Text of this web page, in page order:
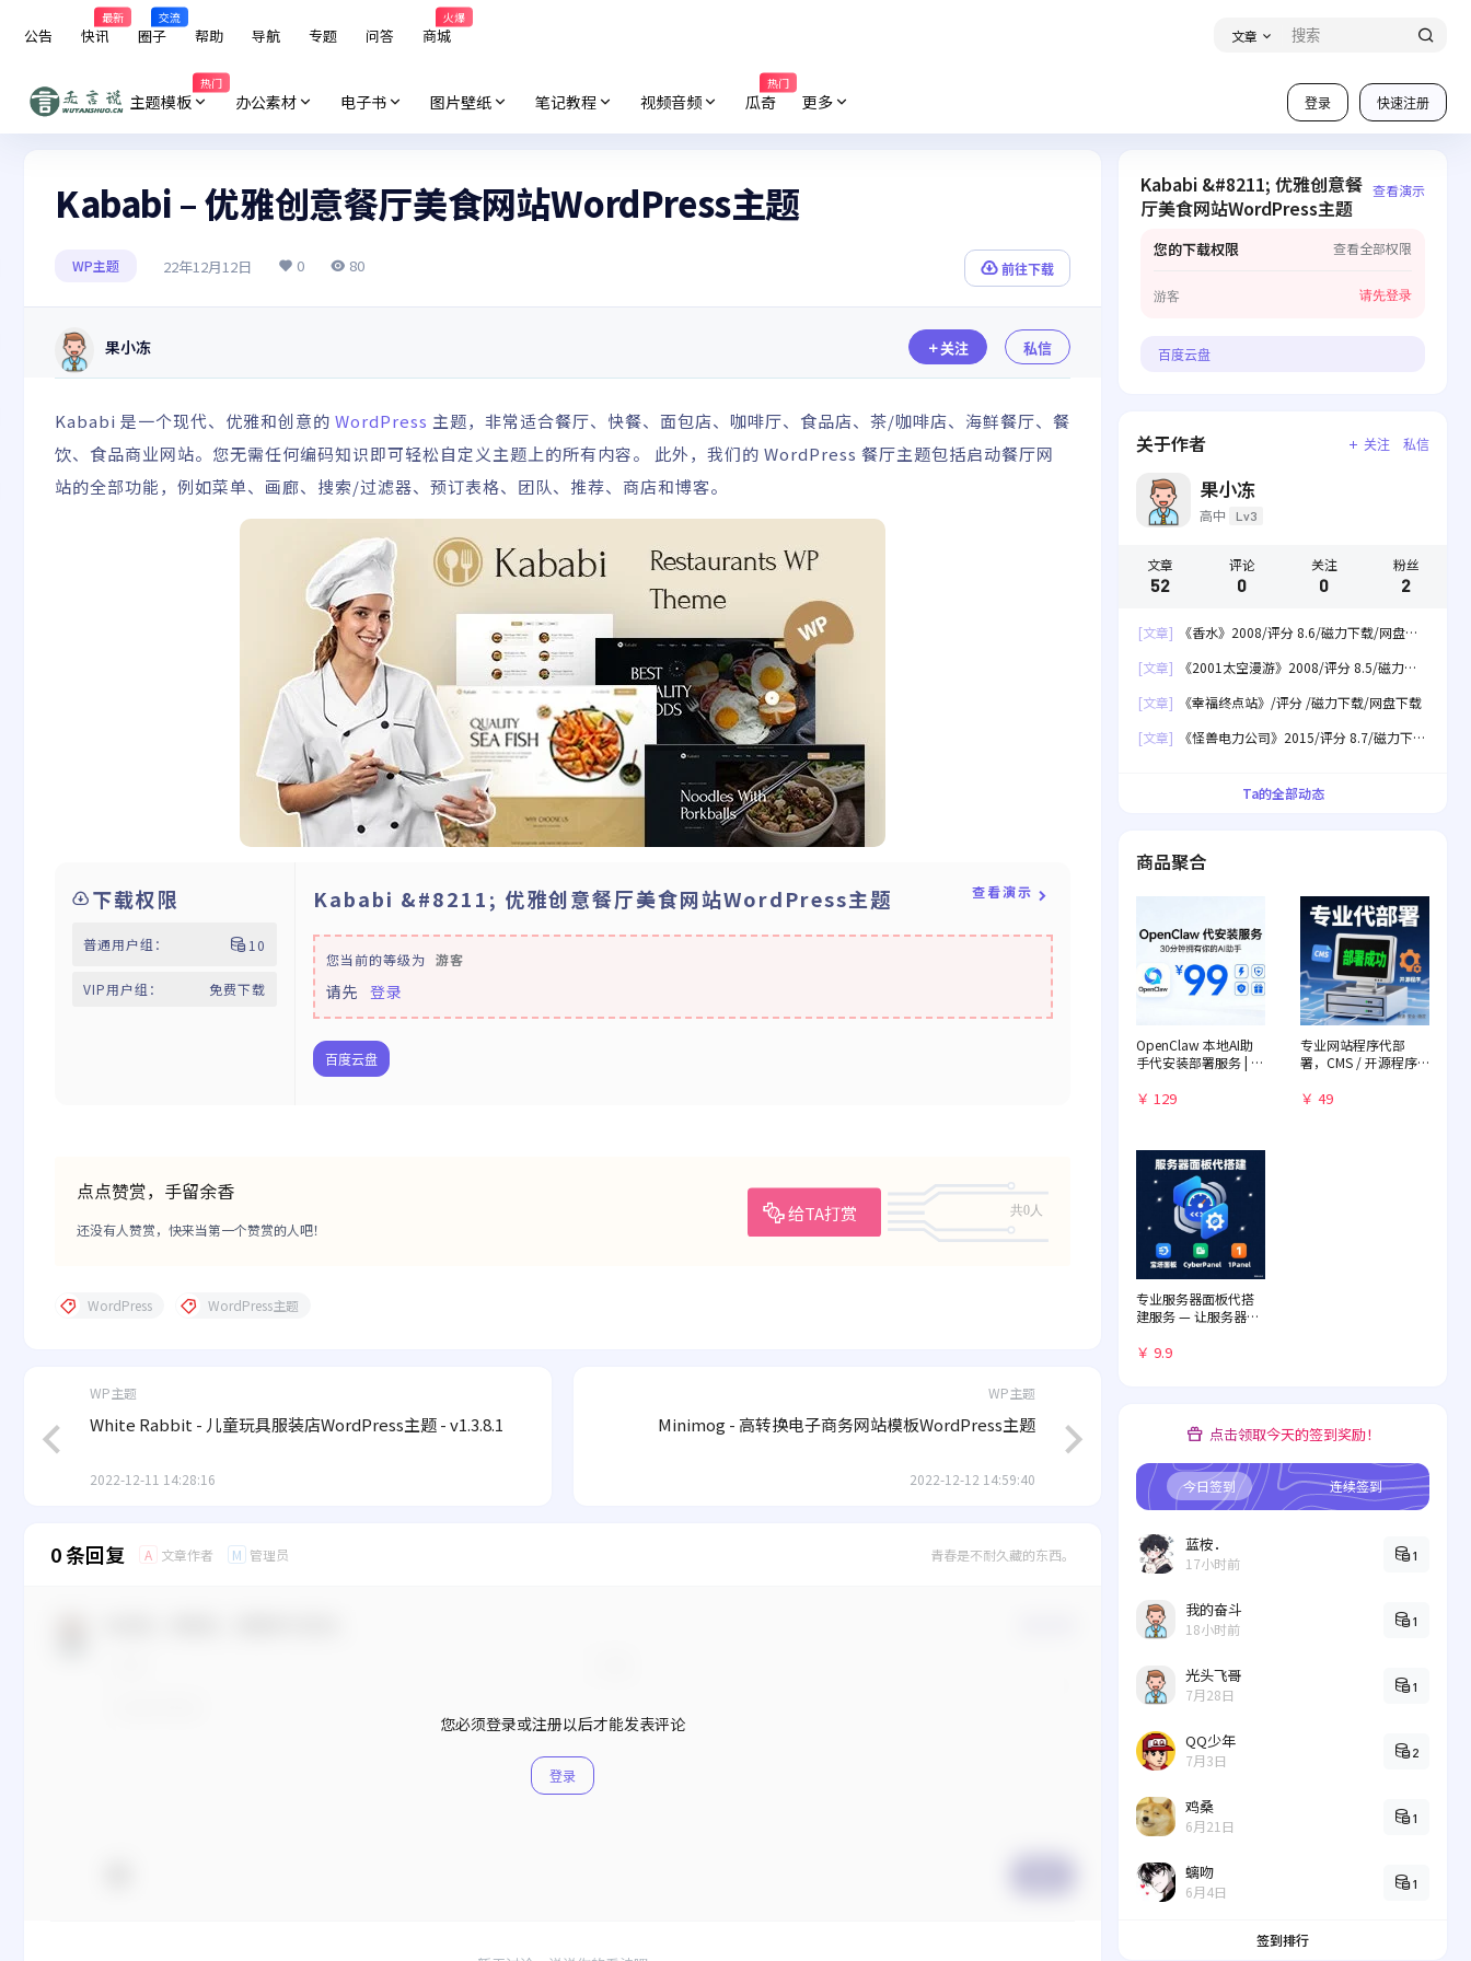
公告 快讯
最新
圈子
交流
帮助 导航 专题 问答 商城
火爆
文章
登录 快速注册
主题模板
热门
办公素材 电子书 图片壁纸 笔记教程 视频音频 瓜奇
热门
更多
Kababi – 优雅创意餐厅美食网站WordPress主题
WP主题 22年12月12日 0 80 前往下载
果小冻 关注 私信
Kababi 是一个现代、优雅和创意的 WordPress 主题，非常适合餐厅、快餐、面包店、咖啡厅、食品店、茶/咖啡店、海鲜餐厅、餐
饮、食品商业网站。您无需任何编码知识即可轻松自定义主题上的所有内容。 此外，我们的 WordPress 餐厅主题包括启动餐厅网
站的全部功能，例如菜单、画廊、搜索/过滤器、预订表格、团队、推荐、商店和博客。
下载权限
普通用户组： 10
VIP用户组： 免费下载
Kababi &#8211; 优雅创意餐厅美食网站WordPress主题 查看演示
您当前的等级为 游客
请先 登录
百度云盘
点点赞赏，手留余香
给TA打赏 共0人
还没有人赞赏，快来当第一个赞赏的人吧！
WordPress WordPress主题
WP主题
White Rabbit - 儿童玩具服装店WordPress主题 - v1.3.8.1
2022-12-11 14:28:16
WP主题
Minimog - 高转换电子商务网站模板WordPress主题
2022-12-12 14:59:40
0 条回复 A 文章作者 M 管理员 青春是不耐久藏的东西。
您必须登录或注册以后才能发表评论
登录
Kababi &#8211; 优雅创意餐
厅美食网站WordPress主题
查看演示
您的下载权限 查看全部权限
游客 请先登录
百度云盘
关于作者 关注 私信
果小冻
高中 Lv3
文章
52
评论
0
关注
0
粉丝
2
[文章]
《香水》2008/评分 8.6/磁力下载/网盘下
[文章]
《2001太空漫游》2008/评分 8.5/磁力下
[文章]
《幸福终点站》/评分 /磁力下载/网盘下载
[文章]
《怪兽电力公司》2015/评分 8.7/磁力下
Ta的全部动态
商品聚合
OpenClaw 本地AI助
手代安装部署服务 | 远
门教程
￥ 129
专业网站程序代部
署，CMS / 开源程序
￥ 49
专业服务器面板代搭
建服务 — 让服务器管
￥ 9.9
点击领取今天的签到奖励！
今日签到 连续签到
蓝桉．
17小时前 1
我的奋斗
18小时前 1
光头飞哥
7月28日 1
QQ少年
7月3日 2
鸡桑
6月21日 1
螭吻
6月4日 1
签到排行